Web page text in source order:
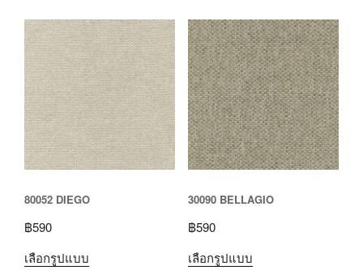
80052 DIEGO
฿590
เลือกรูปแบบ
30090 BELLAGIO
฿590
เลือกรูปแบบ